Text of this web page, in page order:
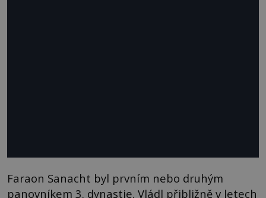
Faraon Sanacht byl prvním nebo druhým
panovníkem 3. dynastie. Vládl přibližně v letech